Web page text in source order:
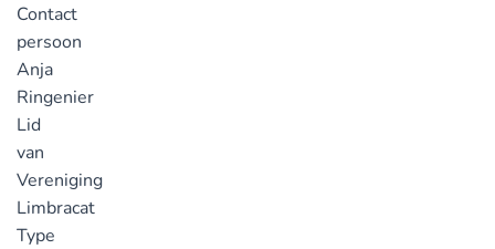
Contact
persoon
Anja
Ringenier
Lid
van
Vereniging
Limbracat
Type